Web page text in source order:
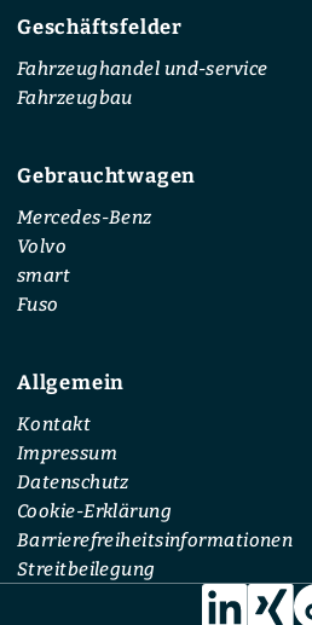
Geschäftsfelder
Fahrzeughandel und-service
Fahrzeugbau
Gebrauchtwagen
Mercedes-Benz
Volvo
smart
Fuso
Allgemein
Kontakt
Impressum
Datenschutz
Cookie-Erklärung
Barrierefreiheitsinformationen
Streitbeilegung